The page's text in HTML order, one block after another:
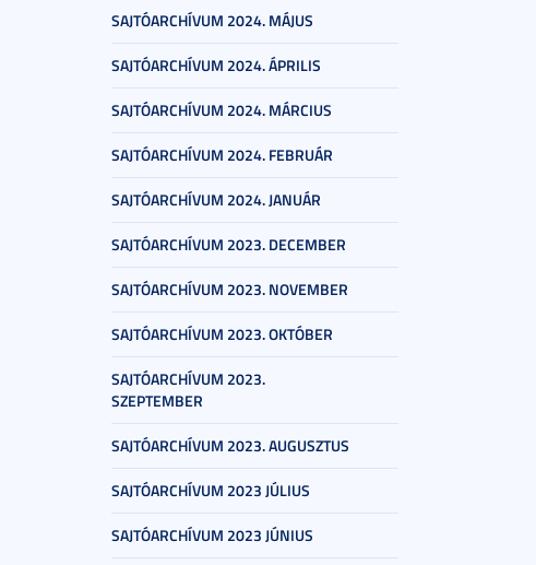
SAJTÓARCHÍVUM 2024. MÁJUS
SAJTÓARCHÍVUM 2024. ÁPRILIS
SAJTÓARCHÍVUM 2024. MÁRCIUS
SAJTÓARCHÍVUM 2024. FEBRUÁR
SAJTÓARCHÍVUM 2024. JANUÁR
SAJTÓARCHÍVUM 2023. DECEMBER
SAJTÓARCHÍVUM 2023. NOVEMBER
SAJTÓARCHÍVUM 2023. OKTÓBER
SAJTÓARCHÍVUM 2023.
SZEPTEMBER
SAJTÓARCHÍVUM 2023. AUGUSZTUS
SAJTÓARCHÍVUM 2023 JÚLIUS
SAJTÓARCHÍVUM 2023 JÚNIUS